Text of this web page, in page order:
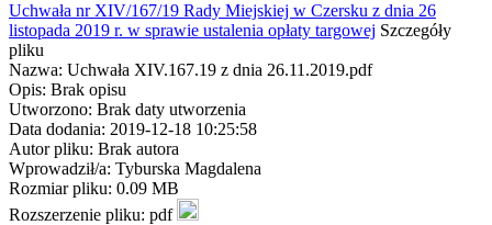
Uchwała nr XIV/167/19 Rady Miejskiej w Czersku z dnia 26
listopada 2019 r. w sprawie ustalenia opłaty targowej Szczegóły
pliku
Nazwa: Uchwała XIV.167.19 z dnia 26.11.2019.pdf
Opis: Brak opisu
Utworzono: Brak daty utworzenia
Data dodania: 2019-12-18 10:25:58
Autor pliku: Brak autora
Wprowadził/a: Tyburska Magdalena
Rozmiar pliku: 0.09 MB
Rozszerzenie pliku: pdf